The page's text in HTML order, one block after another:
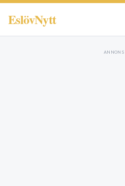
EslövNytt
ANNONS